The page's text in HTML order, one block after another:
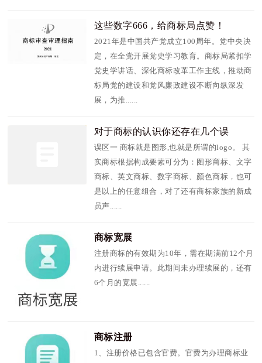
这些数字666，给商标局点赞！
2021年是中国共产党成立100周年。党中央决
定，在全党开展党史学习教育。商标局紧扣学
党史学讲话、深化商标改革工作主线，推动商
标局党的建设和党风廉政建设不断向纵深发
展，为推......
对于商标的认识你还存在几个误
区？
误区一 商标就是图形,也就是所谓的logo。 其
实商标根据构成要素可分为：图形商标、文字
商标、英文商标、数字商标、颜色商标，也可
是以上的任意组合，对了还有商标家族的新成
员声......
商标宽展
注册商标的有效期为10年，需在期满前12个月
内进行续展申请。此期间未办理续展的，还有
6个月的宽展......
商标注册
1、注册价格已包含官费。官费为办理商标业